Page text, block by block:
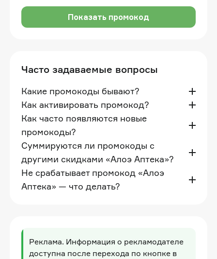
Показать промокод
Часто задаваемые вопросы
Какие промокоды бывают?
Как активировать промокод?
Как часто появляются новые
промокоды?
Суммируются ли промокоды с
другими скидками «Алоэ Аптека»?
Не срабатывает промокод «Алоэ
Аптека» — что делать?
Реклама. Информация о рекламодателе
доступна после перехода по кнопке в